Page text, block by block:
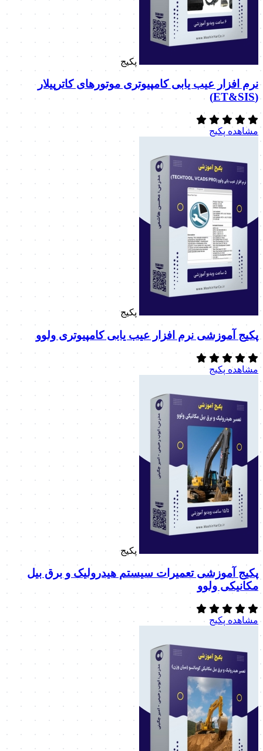
پکیج
نرم افزار عیب یابی کامپیوتری موتورهای کاترپیلار
(ET&SIS)
مشاهده پکیج
پکیج
پکیج آموزشی نرم افزار عیب یابی کامپیوتری ولوو
مشاهده پکیج
پکیج
پکیج آموزشی تعمیرات سیستم هیدرولیک و برق بیل
مکانیکی ولوو
مشاهده پکیج